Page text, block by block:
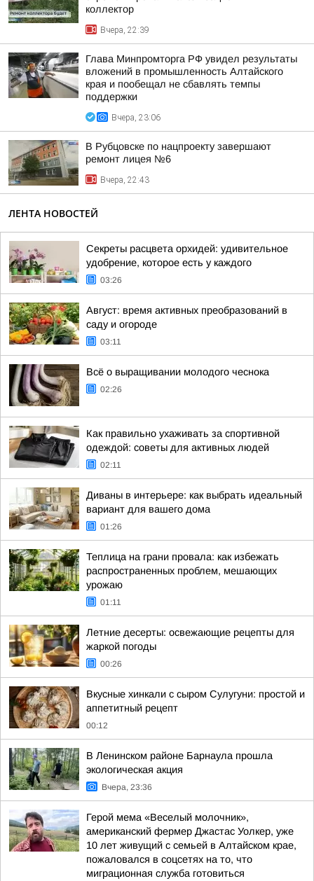
коллектор
Вчера, 22:39
Глава Минпромторга РФ увидел результаты
вложений в промышленность Алтайского
края и пообещал не сбавлять темпы
поддержки
Вчера, 23:06
В Рубцовске по нацпроекту завершают
ремонт лицея №6
Вчера, 22:43
ЛЕНТА НОВОСТЕЙ
Секреты расцвета орхидей: удивительное
удобрение, которое есть у каждого
03:26
Август: время активных преобразований в
саду и огороде
03:11
Всё о выращивании молодого чеснока
02:26
Как правильно ухаживать за спортивной
одеждой: советы для активных людей
02:11
Диваны в интерьере: как выбрать идеальный
вариант для вашего дома
01:26
Теплица на грани провала: как избежать
распространенных проблем, мешающих
урожаю
01:11
Летние десерты: освежающие рецепты для
жаркой погоды
00:26
Вкусные хинкали с сыром Сулугуни: простой и
аппетитный рецепт
00:12
В Ленинском районе Барнаула прошла
экологическая акция
Вчера, 23:36
Герой мема «Веселый молочник»,
американский фермер Джастас Уолкер, уже
10 лет живущий с семьей в Алтайском крае,
пожаловался в соцсетях на то, что
миграционная служба готовиться